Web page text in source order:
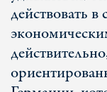
действовать